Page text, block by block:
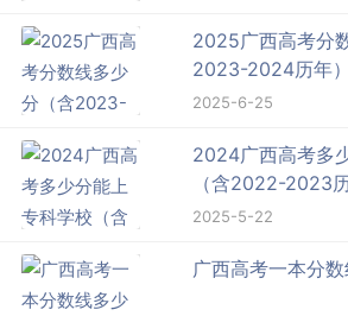
2025广西高考分
2023-2024历年）
2025-6-25
2024广西高考多
（含2022-2023历
2025-5-22
广西高考一本分